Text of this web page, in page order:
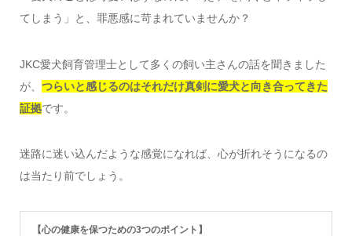
てしまう」と、罪悪感に苛まれていませんか？
JKC愛犬飼育管理士として多くの飼い主さんの話を聞きました
が、 つらいと感じるのはそれだけ真剣に愛犬と向き合ってきた
証拠です。
迷路に迷い込んだような感覚になれば、心が折れそうになるの
は当たり前でしょう。
【心の健康を保つための3つのポイント】